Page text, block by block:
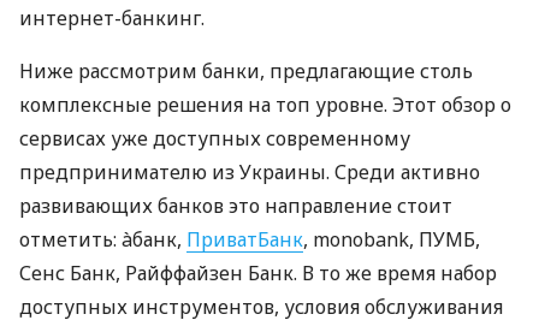
интернет-банкинг.
Ниже рассмотрим банки, предлагающие столь
комплексные решения на топ уровне. Этот обзор о
сервисах уже доступных современному
предпринимателю из Украины. Среди активно
развивающих банков это направление стоит
отметить: àбанк, ПриватБанк, monobank, ПУМБ,
Сенс Банк, Райффайзен Банк. В то же время набор
доступных инструментов, условия обслуживания